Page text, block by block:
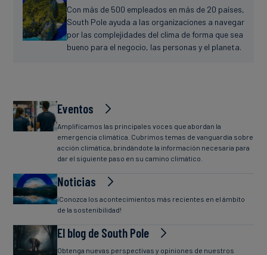
Con más de 500 empleados en más de 20 países,
South Pole ayuda a las organizaciones a navegar
por las complejidades del clima de forma que sea
bueno para el negocio, las personas y el planeta.
Eventos
Amplificamos las principales voces que abordan la
emergencia climática. Cubrimos temas de vanguardia sobre
acción climática, brindándote la información necesaria para
dar el siguiente paso en su camino climático.
Noticias
¡Conozca los acontecimientos más recientes en el ámbito
de la sostenibilidad!
El blog de South Pole
Obtenga nuevas perspectivas y opiniones de nuestros